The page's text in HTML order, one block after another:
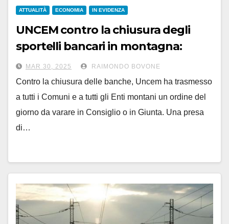
ATTUALITÀ ECONOMIA IN EVIDENZA
UNCEM contro la chiusura degli
sportelli bancari in montagna:
appello ai comuni
MAR 30, 2025 RAIMONDO BOVONE
Contro la chiusura delle banche, Uncem ha trasmesso
a tutti i Comuni e a tutti gli Enti montani un ordine del
giorno da varare in Consiglio o in Giunta. Una presa
di…